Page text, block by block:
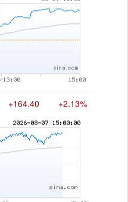
+0.10 +0.04%
+164.40 +2.13%